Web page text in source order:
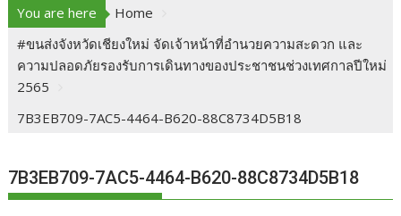
You are here
Home
#ขนส่งจังหวัดเชียงใหม่ จัดเจ้าหน้าที่อำนวยความสะดวก และ
ความปลอดภัยรองรับการเดินทางของประชาชนช่วงเทศกาลปีใหม่
2565
7B3EB709-7AC5-4464-B620-88C8734D5B18
7B3EB709-7AC5-4464-B620-88C8734D5B18